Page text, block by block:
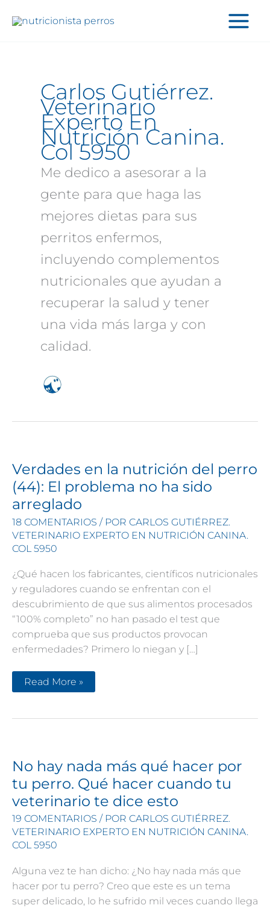
Carlos Gutiérrez.
Veterinario
Experto En
Nutrición Canina.
Col 5950
Me dedico a asesorar a la
gente para que haga las
mejores dietas para sus
perritos enfermos,
incluyendo complementos
nutricionales que ayudan a
recuperar la salud y tener
una vida más larga y con
calidad.
Verdades en la nutrición del perro
(44): El problema no ha sido
arreglado
18 COMENTARIOS / POR CARLOS GUTIÉRREZ.
VETERINARIO EXPERTO EN NUTRICIÓN CANINA.
COL 5950
¿Qué hacen los fabricantes, científicos nutricionales
y reguladores cuando se enfrentan con el
descubrimiento de que sus alimentos procesados
“100% completo” no han pasado el test que
comprueba que sus productos provocan
enfermedades? Primero lo niegan y […]
Verdades
en
del
no
ha
sido
arreglado
Read More »
No hay nada más qué hacer por
tu perro. Qué hacer cuando tu
veterinario te dice esto
19 COMENTARIOS / POR CARLOS GUTIÉRREZ.
VETERINARIO EXPERTO EN NUTRICIÓN CANINA.
COL 5950
Alguna vez te han dicho: ¿No hay nada más que
hacer por tu perro? Creo que este es un tema
super delicado, lo he sufrido mil veces cuando llega